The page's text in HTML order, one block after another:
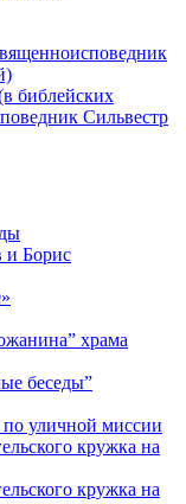
библейских
Сильвестр
и Борис
храма
беседы”
уличной миссии
кружка на
кружка на